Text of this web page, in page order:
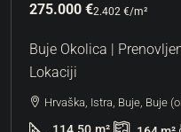
275.000 €2.402 €/m²
Buje Okolica |
Lokaciji
Hrvaška, Istra, Buje, Buje